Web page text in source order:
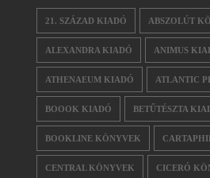
21. SZÁZAD KIADÓ ABSZOLÚT
ALEXANDRA KIADÓ ANIMUS
ATHENAEUM KIADÓ ATLANTIC
BOOOK KIADÓ BETŰTÉSZTA
BOOKLINE KÖNYVEK
CENTRAL KÖNYVEK CICERÓ